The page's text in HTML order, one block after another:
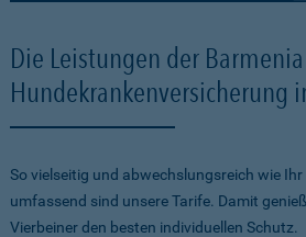
Die Leistungen der Barmenia
Hundekrankenversicherung
So vielseitig und abwechslungsreich wie
umfassend sind unsere Tarife. Damit
Vierbeiner den besten individuellen Schutz.